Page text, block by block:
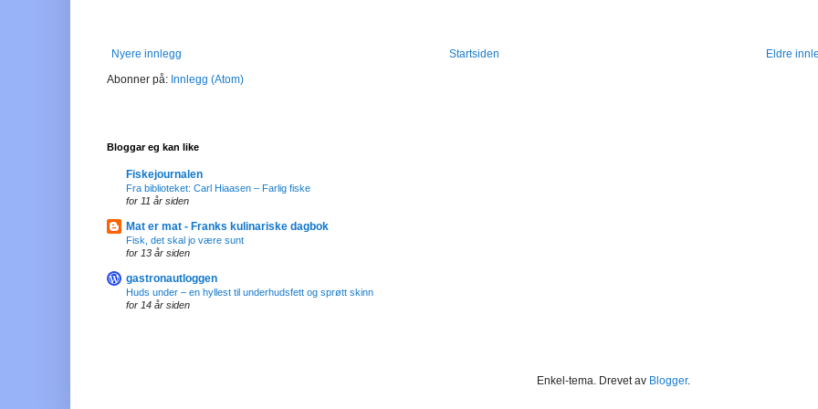
Nyere innlegg Eldre
Startsiden
Abonner på: Innlegg (Atom)
Bloggar eg kan like
Fiskejournalen
Fra biblioteket: Carl Hiaasen – Farlig fiske
for 11 år siden
Mat er mat - Franks kulinariske dagbok
Fisk, det skal jo være sunt
for 13 år siden
gastronautloggen
Huds under – en hyllest til underhudsfett og sprøtt skinn
for 14 år siden
Enkel-tema. Drevet av Blogger.